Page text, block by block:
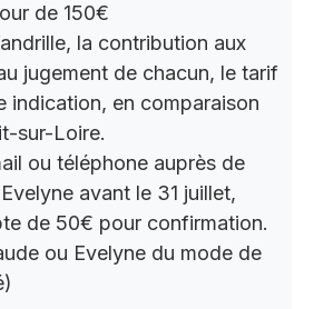
de 150€
la contribution aux
jugement de chacun, le tarif
indication, en comparaison
sur-Loire.
ou téléphone auprès de
avant le 31 juillet,
de 50€ pour confirmation.
ou Evelyne du mode de